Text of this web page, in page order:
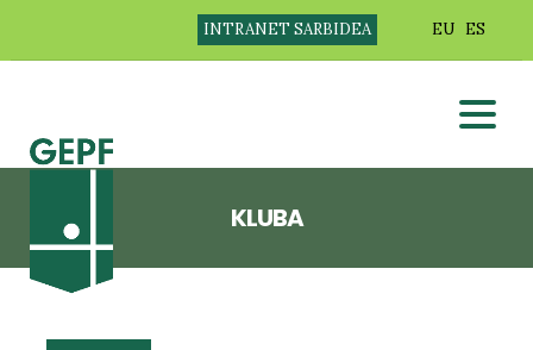
INTRANET SARBIDEA EU ES
KLUBA